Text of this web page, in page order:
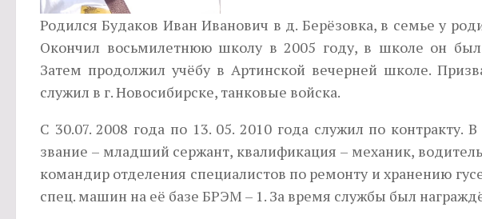
Родился Будаков Иван Иванович в д. Берёзовка, в семье у
Окончил восьмилетнюю школу в 2005 году, в школе он
Затем продолжил учёбу в Артинской вечерней школе.
служил в г. Новосибирске, танковые войска.
С 30.07. 2008 года по 13. 05. 2010 года служил по контракту.
звание – младший сержант, квалификация – механик,
командир отделения специалистов по ремонту и хранению
спец. машин на её базе БРЭМ – 1. За время службы был